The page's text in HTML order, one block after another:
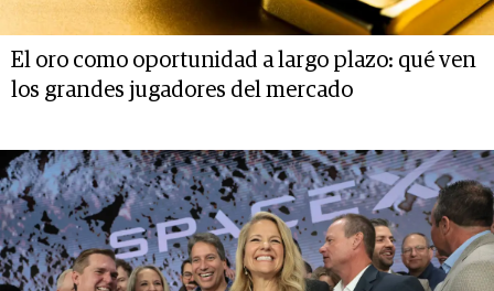
El oro como oportunidad a largo plazo: qué ven
los grandes jugadores del mercado